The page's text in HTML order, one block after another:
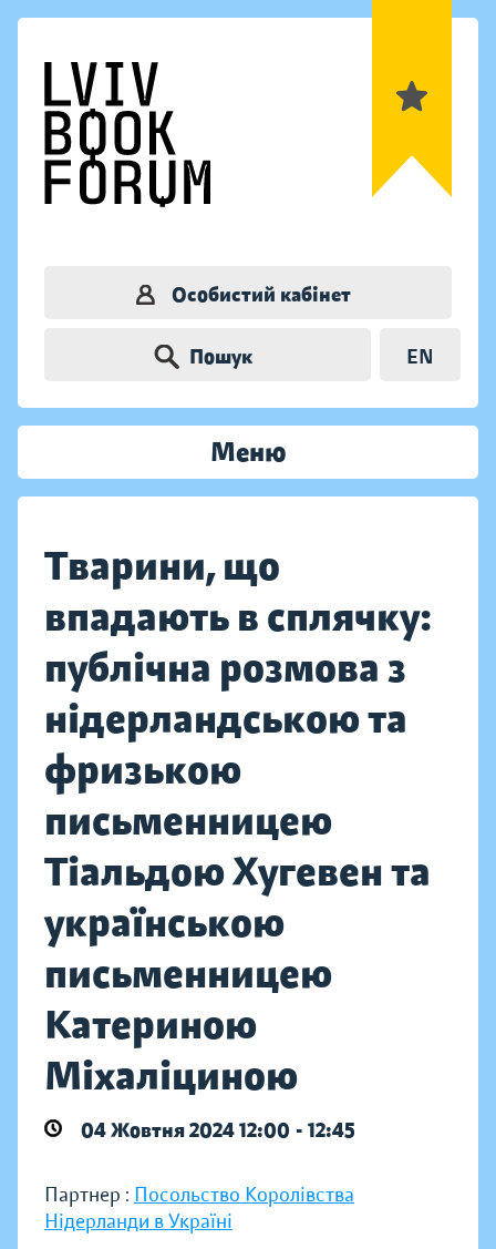
Особистий кабінет
Пошук EN
Меню
Тварини, що
впадають в сплячку:
публічна розмова з
нідерландською та
фризькою
письменницею
Тіальдою Хугевен та
українською
письменницею
Катериною
Міхаліциною
04 Жовтня 2024 12:00 - 12:45
Партнер : Посольство Королівства
Нідерланди в Україні